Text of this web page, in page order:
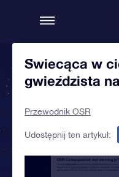
Świecąca w
gwieździsta
Przewodnik OSR
Udostępnij ten artykuł: